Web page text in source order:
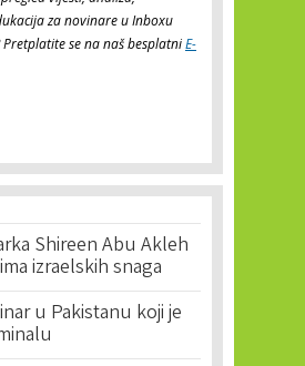
za novinare u Inboxu
Pretplatite se na naš besplatniE-
Shireen Abu Akleh
izraelskih snaga
u Pakistanu koji je